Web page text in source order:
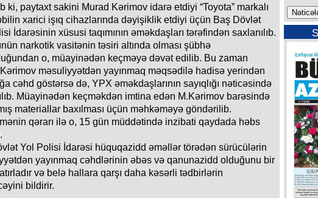
ki, paytaxt sakini Murad Kərimov idarə etdiyi “Toyota” markalı
xarici işıq cihazlarında dəyişiklik etdiyi üçün Baş Dövlət
İdarəsinin xüsusi taqımının əməkdaşları tərəfindən saxlanılıb.
narkotik vasitənin təsiri altında olması şübhə
o, müayinədən keçməyə dəvət edilib. Bu zaman
məsuliyyətdən yayınmaq məqsədilə hadisə yerindən
cəhd göstərsə də, YPX əməkdaşlarının sayıqlığı nəticəsində
Müayinədən keçməkdən imtina edən M.Kərimov barəsində
materiallar baxılması üçün məhkəməyə göndərilib.
qərarı ilə o, 15 gün müddətində inzibati qaydada həbs
Yol Polisi İdarəsi hüquqazidd əməllər törədən sürücülərin
yayınmaq cəhdlərinin əbəs və qanunazidd olduğunu bir
və belə hallara qarşı daha kəsərli tədbirlərin
bildirir.